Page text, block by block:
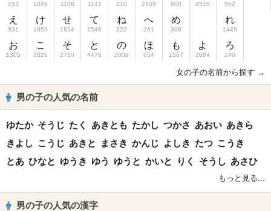
453
え
931
お
1305
1046
け
1859
こ
2826
1108
せ
1814
そ
2710
1147
て
1546
と
4476
210
ね
222
の
2008
2105
へ
261
ほ
654
800
め
306
も
1567
4515
よ
2684
562
れ
1449
ろ
240
女の子の名前から探す →
男の子の人気の名前
ゆたか そうじ たく あきとも たかし つかさ あおい あきら
きよし こうじ あきと まさき かんじ よしき たつ こうき
とあ ひなと ゆうき ゆう ゆうと かいと りく そうし あさひ
もっと見る...
男の子の人気の漢字